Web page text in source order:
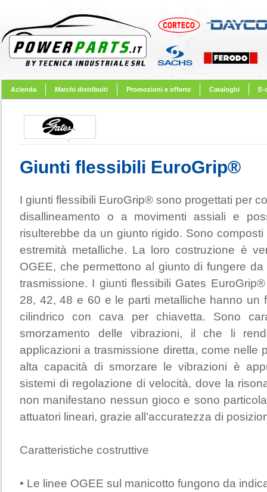
Azienda Marchi distribuiti Promozioni e offerte Cataloghi E-
Giunti flessibili EuroGrip®
I giunti flessibili EuroGrip® sono progettati per
disallineamento o a movimenti assiali e
risulterebbe da un giunto rigido. Sono
estremità metalliche. La loro costruzione è
OGEE, che permettono al giunto di fungere
trasmissione. I giunti flessibili Gates
28, 42, 48 e 60 e le parti metalliche hanno un
cilindrico con cava per chiavetta. Sono
smorzamento delle vibrazioni, il che li
applicazioni a trasmissione diretta, come nelle
alta capacità di smorzare le vibrazioni è
sistemi di regolazione di velocità, dove la
non manifestano nessun gioco e sono
attuatori lineari, grazie all’accuratezza di
Caratteristiche costruttive
• Le linee OGEE sul manicotto fungono da